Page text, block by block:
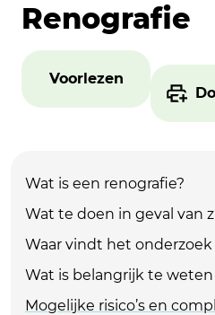
Renografie
Voorlezen
Wat is een renografie?
Wat te doen in geval van
Waar vindt het onderzoek
Wat is belangrijk te
Mogelijke risico’s en